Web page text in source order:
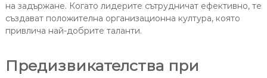
на задържане. Когато лидерите сътрудничат ефективно, те
създават положителна организационна култура, която
привлича най-добрите таланти.
Предизвикателства при